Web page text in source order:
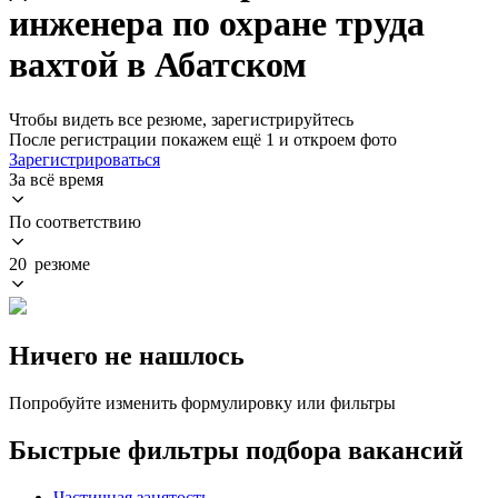
инженера по охране труда
вахтой в Абатском
Чтобы видеть все резюме, зарегистрируйтесь
После регистрации покажем ещё 1 и откроем фото
Зарегистрироваться
За всё время
По соответствию
20 резюме
Ничего не нашлось
Попробуйте изменить формулировку или фильтры
Быстрые фильтры подбора вакансий